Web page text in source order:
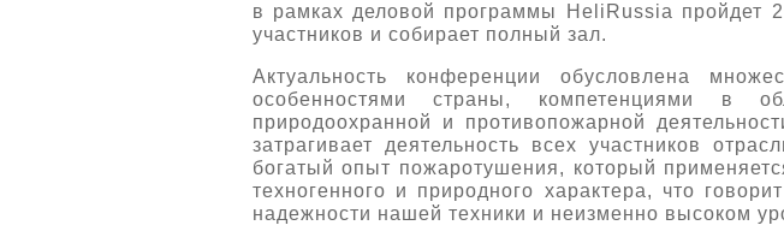
в рамках деловой программы HeliRussia пройдет
участников и собирает полный зал.
Актуальность конференции обусловлена
особенностями страны, компетенциями в
природоохранной и противопожарной
затрагивает деятельность всех участников
богатый опыт пожаротушения, который
техногенного и природного характера, что
надежности нашей техники и неизменно высоком